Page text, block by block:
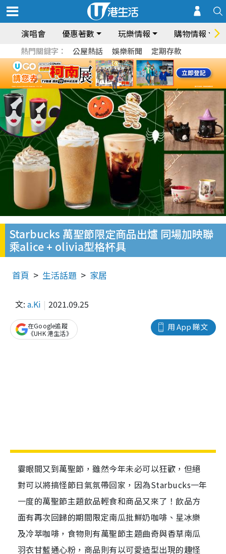
演唱會 優惠著數 玩樂情報 購物情報
熱門關鍵字： 公屋熱話 娛樂新聞 定期存款
Starbucks 萬聖節限定商品出爐 同場加映聯
乘alice + olivia型格杯具
首頁 生活話題 家居
文: a.Ki 2021.09.25
用 App 睇文
在Google追蹤
《UHK 港生活》
霎眼間又到萬聖節，雖然今年未必可以狂歡，但絕
對可以將搞怪節日氣氛帶回家，因為Starbucks一年
一度的萬聖節主題飲品輕食和商品又來了！飲品方
面有再次回歸的期間限定南瓜批鮮奶咖啡、星冰樂
及冷萃咖啡，食物則有萬聖節主題曲奇與香草南瓜
羽衣甘藍通心粉，商品則有以可愛造型出現的趣怪